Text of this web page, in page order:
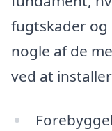
fugtskader og
nogle af de
ved at